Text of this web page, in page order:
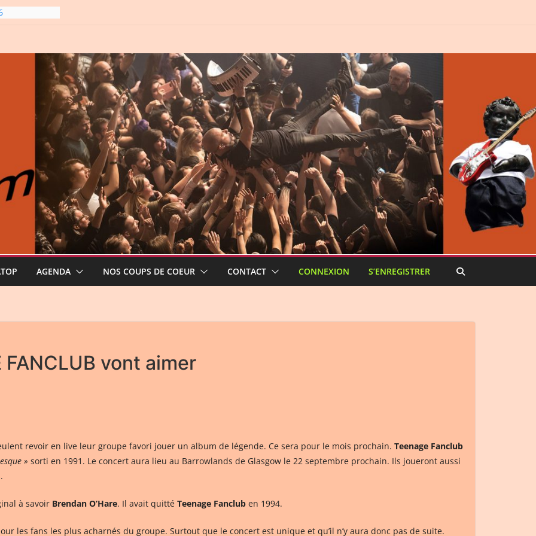
AGENDA NOS COUPS DE COEUR CONTACT CONNEXION S’ENREGISTRER
FANCLUB vont aimer
revoir en live leur groupe favori jouer un album de légende. Ce sera pour le mois prochain. Teenage Fanclub
» sorti en 1991. Le concert aura lieu au Barrowlands de Glasgow le 22 septembre prochain. Ils joueront aussi
à savoir Brendan O’Hare. Il avait quitté Teenage Fanclub en 1994.
les fans les plus acharnés du groupe. Surtout que le concert est unique et qu’il n’y aura donc pas de suite.